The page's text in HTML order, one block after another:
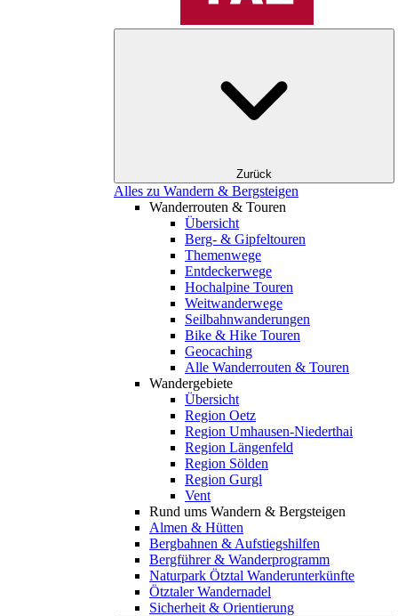
Zurück
Alles zu Wandern & Bergsteigen
Wanderrouten & Touren
Übersicht
Berg- & Gipfeltouren
Themenwege
Entdeckerwege
Hochalpine Touren
Weitwanderwege
Seilbahnwanderungen
Bike & Hike Touren
Geocaching
Alle Wanderrouten & Touren
Wandergebiete
Übersicht
Region Oetz
Region Umhausen-Niederthai
Region Längenfeld
Region Sölden
Region Gurgl
Vent
Rund ums Wandern & Bergsteigen
Almen & Hütten
Bergbahnen & Aufstiegshilfen
Bergführer & Wanderprogramm
Naturpark Ötztal Wanderunterkünfte
Ötztaler Wandernadel
Sicherheit & Orientierung